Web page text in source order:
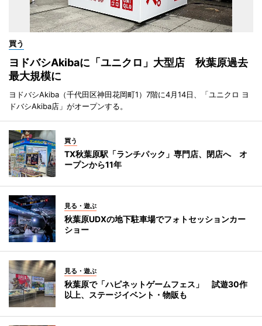
買う
ヨドバシAkibaに「ユニクロ」大型店 秋葉原過去
最大規模に
ヨドバシAkiba（千代田区神田花岡町1）7階に4月14日、「ユニクロ ヨ
ドバシAkiba店」がオープンする。
買う
TX秋葉原駅「ランチパック」専門店、閉店へ オ
ープンから11年
見る・遊ぶ
秋葉原UDXの地下駐車場でフォトセッションカー
ショー
見る・遊ぶ
秋葉原で「ハピネットゲームフェス」 試遊30作
以上、ステージイベント・物販も